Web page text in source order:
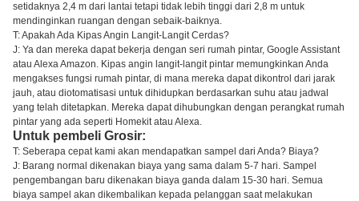
setidaknya 2,4 m dari lantai tetapi tidak lebih tinggi dari 2,8 m untuk
mendinginkan ruangan dengan sebaik-baiknya.
T: Apakah Ada Kipas Angin Langit-Langit Cerdas?
J: Ya dan mereka dapat bekerja dengan seri rumah pintar, Google Assistant
atau Alexa Amazon. Kipas angin langit-langit pintar memungkinkan Anda
mengakses fungsi rumah pintar, di mana mereka dapat dikontrol dari jarak
jauh, atau diotomatisasi untuk dihidupkan berdasarkan suhu atau jadwal
yang telah ditetapkan. Mereka dapat dihubungkan dengan perangkat rumah
pintar yang ada seperti Homekit atau Alexa.
Untuk pembeli Grosir:
T: Seberapa cepat kami akan mendapatkan sampel dari Anda? Biaya?
J: Barang normal dikenakan biaya yang sama dalam 5-7 hari. Sampel
pengembangan baru dikenakan biaya ganda dalam 15-30 hari. Semua
biaya sampel akan dikembalikan kepada pelanggan saat melakukan